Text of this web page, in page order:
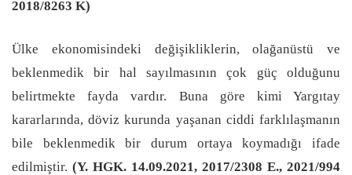
2018/8263 K)
Ülke ekonomisindeki değişikliklerin, olağanüstü ve
beklenmedik bir hal sayılmasının çok güç olduğunu
belirtmekte fayda vardır. Buna göre kimi Yargıtay
kararlarında, döviz kurunda yaşanan ciddi farklılaşmanın
bile beklenmedik bir durum ortaya koymadığı ifade
edilmiştir. (Y. HGK. 14.09.2021, 2017/2308 E., 2021/994